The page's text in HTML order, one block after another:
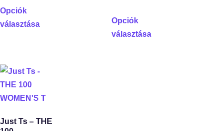
Opciók
választása
Opciók
választása
Just Ts – THE